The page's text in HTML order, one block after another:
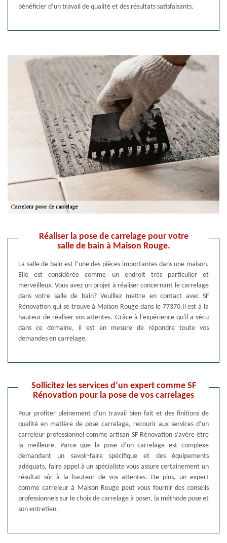
bénéficier d’un travail de qualité et des résultats satisfaisants.
Réaliser la pose de carrelage pour votre
salle de bain à Maison Rouge.
La salle de bain est l’une des pièces importantes dans une maison.
Elle est considérée comme un endroit très particulier et
merveilleux. Vous avez un projet à réaliser concernant le carrelage
dans votre salle de bain? Veuillez mettre en contact avec SF
Rénovation qui se trouve à Maison Rouge dans le 77370.Il est à la
hauteur de réaliser vos attentes. Grâce à l'expérience qu'il a vécu
dans ce domaine, il est en mesure de répondre toute vos
demandes en carrelage.
Sollicitez les services d’un expert comme SF
Rénovation pour la pose de vos carrelages
Pour profiter pleinement d’un travail bien fait et des finitions de
qualité en matière de pose carrelage, recourir aux services d’un
carreleur professionnel comme artisan SF Rénovation s’avère être
la meilleure. Parce que la pose d’un carrelage est complexe
demandant un savoir-faire spécifique et des équipements
adéquats, faire appel à un spécialiste vous assure certainement un
résultat sûr à la hauteur de vos attentes. De plus, un expert
comme carreleur à Maison Rouge peut vous fournir des conseils
professionnels sur le choix de carrelage à poser, la méthode pose et
son entretien.